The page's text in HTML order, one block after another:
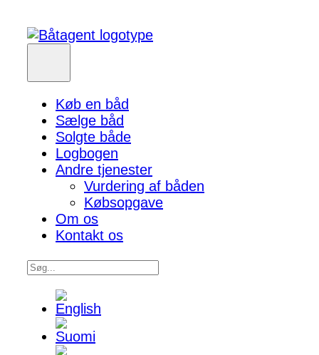
Køb en båd
Sælge båd
Solgte både
Logbogen
Andre tjenester
Vurdering af båden
Købsopgave
Om os
Kontakt os